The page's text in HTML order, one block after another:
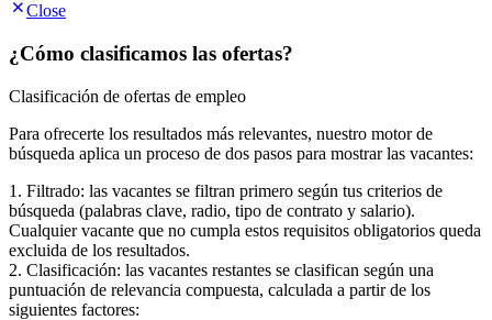
Close
¿Cómo clasificamos las ofertas?
Clasificación de ofertas de empleo
Para ofrecerte los resultados más relevantes, nuestro motor de
búsqueda aplica un proceso de dos pasos para mostrar las vacantes:
1. Filtrado: las vacantes se filtran primero según tus criterios de
búsqueda (palabras clave, radio, tipo de contrato y salario).
Cualquier vacante que no cumpla estos requisitos obligatorios queda
excluida de los resultados.
2. Clasificación: las vacantes restantes se clasifican según una
puntuación de relevancia compuesta, calculada a partir de los
siguientes factores: